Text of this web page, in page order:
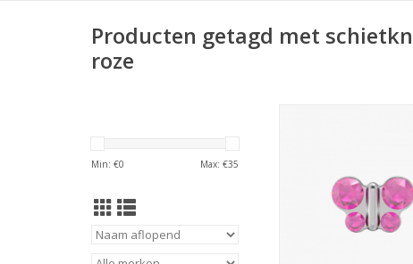
Producten getagd met
roze
Min: €0 Max: €35